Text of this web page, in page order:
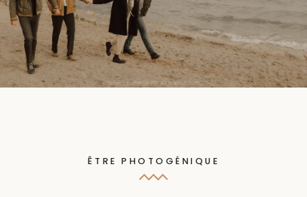
ÊTRE PHOTOGÉNIQUE